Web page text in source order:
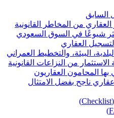
ناجح بفضل الامتثال